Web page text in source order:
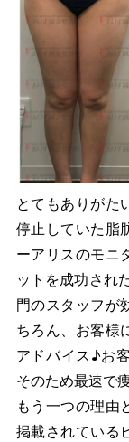
とてもありがた
停止していた脂
ーアリスのモニ
ットを成功され
門のスタッフが
ちろん、お客様
アドバイス♪お
そのため最速で
もう一つの理由
掲載されている